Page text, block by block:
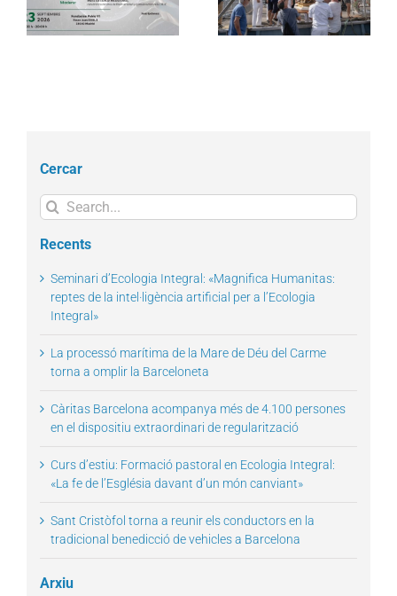
Carme torna a omplir la
Barceloneta
dispositiu extraordinari
de regularització
Cercar
Search
for:
Recents
Seminari d’Ecologia Integral: «Magnifica Humanitas:
reptes de la intel·ligència artificial per a l’Ecologia
Integral»
La processó marítima de la Mare de Déu del Carme
torna a omplir la Barceloneta
Càritas Barcelona acompanya més de 4.100 persones
en el dispositiu extraordinari de regularització
Curs d’estiu: Formació pastoral en Ecologia Integral:
«La fe de l’Església davant d’un món canviant»
Sant Cristòfol torna a reunir els conductors en la
tradicional benedicció de vehicles a Barcelona
Arxiu